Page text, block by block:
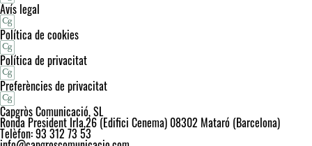
Avís legal
Política de cookies
Política de privacitat
Preferències de privacitat
Capgròs Comunicació, SL
Ronda President Irla,26 (Edifici Cenema) 08302 Mataró (Barcelona)
Telèfon: 93 312 73 53